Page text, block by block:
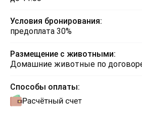
Условия бронирования:
предоплата 30%
Размещение с животными:
Домашние животные по
Способы оплаты: